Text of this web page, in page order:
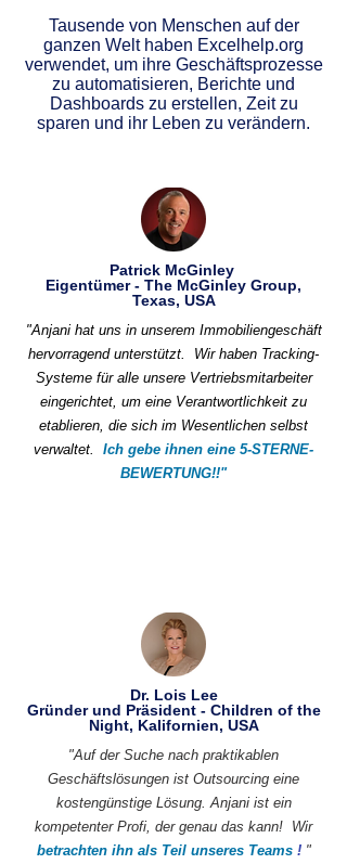
Tausende von Menschen auf der
ganzen Welt haben Excelhelp.org
verwendet, um ihre Geschäftsprozesse
zu automatisieren, Berichte und
Dashboards zu erstellen, Zeit zu
sparen und ihr Leben zu verändern.
Patrick McGinley
Eigentümer - The McGinley Group,
Texas, USA
"Anjani hat uns in unserem Immobiliengeschäft
hervorragend unterstützt.
Wir haben Tracking-
Systeme für alle unsere Vertriebsmitarbeiter
eingerichtet, um eine Verantwortlichkeit zu
etablieren, die sich im Wesentlichen selbst
verwaltet.
Ich gebe ihnen eine 5-STERNE-
BEWERTUNG!!"
Dr. Lois Lee
Gründer und Präsident - Children of the
Night, Kalifornien, USA
"Auf der Suche nach praktikablen
Geschäftslösungen ist Outsourcing eine
kostengünstige Lösung. Anjani ist ein
kompetenter Profi, der genau das kann! Wir
betrachten ihn als Teil unseres Teams ! "